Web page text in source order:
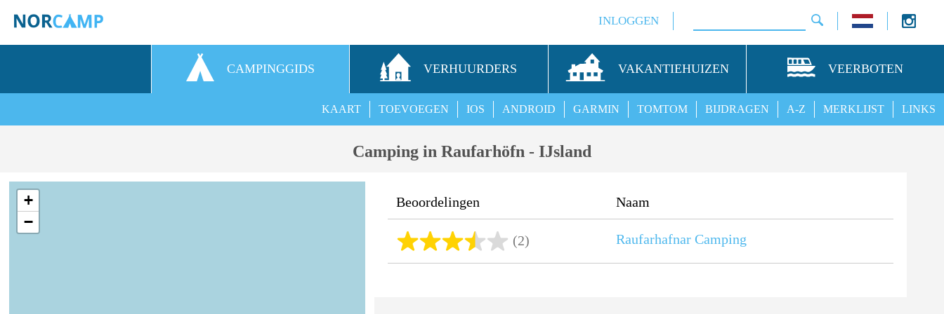
INLOGGEN
CAMPINGGIDS VERHUURDERS VAKANTIEHUIZEN VEERBOTEN
LINKS
MERKLIJST
A-Z
BIJDRAGEN
TOMTOM
GARMIN
ANDROID
IOS
TOEVOEGEN
KAART
Camping in Raufarhöfn - IJsland
+
−
Beoordelingen Naam
(2) Raufarhafnar Camping